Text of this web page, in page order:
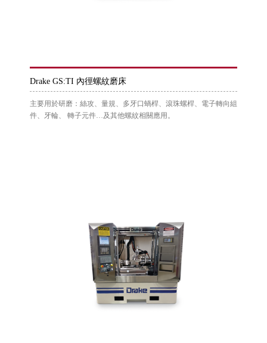
Drake GS:TI 內徑螺紋磨床
主要用於研磨：絲攻、量規、多牙口蝸桿、滾珠螺桿、電子轉向組
件、牙輪、 轉子元件…及其他螺紋相關應用。